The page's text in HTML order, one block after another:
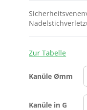
Zur Tabelle
Kanüle Ømm
Kanüle in G